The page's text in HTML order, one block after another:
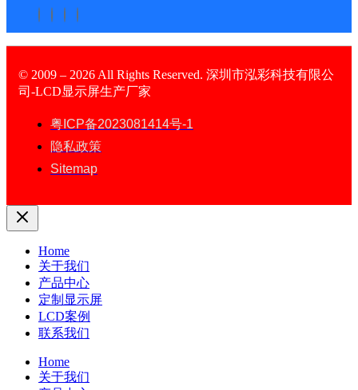
© 2009 – 2026 All Rights Reserved. 深圳市泓彩科技有限公
司-LCD显示屏生产厂家
粤ICP备2023081414号-1
隐私政策
Sitemap
Home
关于我们
产品中心
定制显示屏
LCD案例
联系我们
Home
关于我们